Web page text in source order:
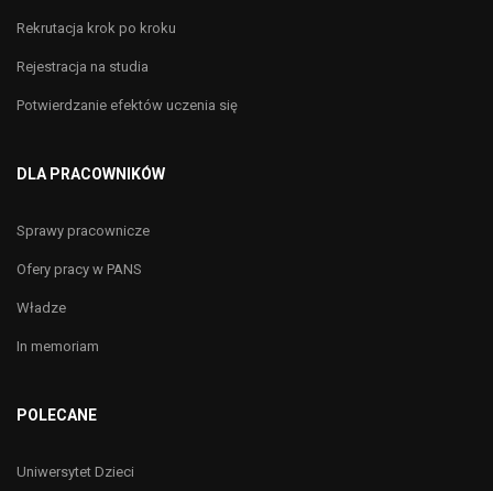
Rekrutacja krok po kroku
Rejestracja na studia
Potwierdzanie efektów uczenia się
DLA PRACOWNIKÓW
Sprawy pracownicze
Ofery pracy w PANS
Władze
In memoriam
POLECANE
Uniwersytet Dzieci